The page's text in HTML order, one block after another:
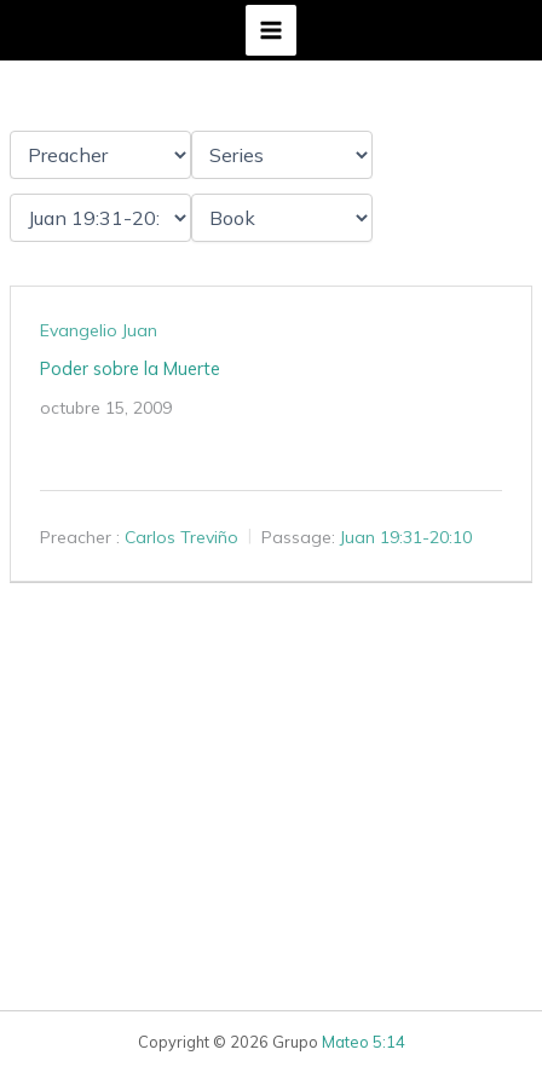
Evangelio Juan
Poder sobre la Muerte
octubre 15, 2009
Preacher : Carlos Treviño Passage: Juan 19:31-20:10
Copyright © 2026 Grupo Mateo 5:14